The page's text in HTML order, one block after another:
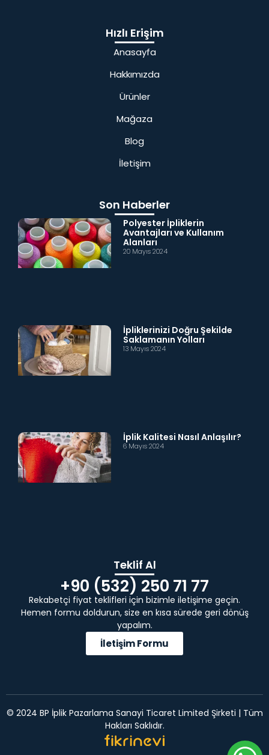
Hızlı Erişim
Anasayfa
Hakkımızda
Ürünler
Mağaza
Blog
İletişim
Son Haberler
Polyester İpliklerin
Avantajları ve Kullanım
Alanları
20 Mayıs 2024
İpliklerinizi Doğru Şekilde
Saklamanın Yolları
13 Mayıs 2024
İplik Kalitesi Nasıl Anlaşılır?
6 Mayıs 2024
Teklif Al
+90 (532) 250 71 77
Rekabetçi fiyat teklifleri için bizimle iletişime geçin.
Hemen formu doldurun, size en kısa sürede geri dönüş
yapalım.
İletişim Formu
© 2024 BP İplik Pazarlama Sanayi Ticaret Limited Şirketi | Tüm
Hakları Saklıdır.